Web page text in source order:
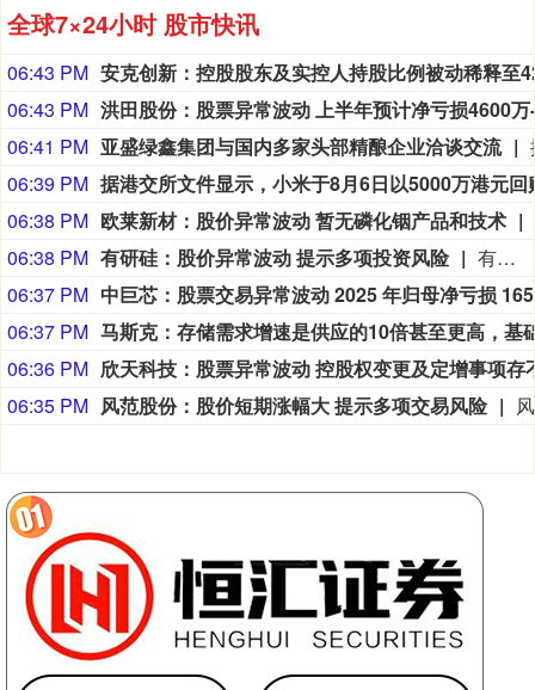
全球7×24小时 股市快讯
06:43 PM
06:43 PM
06:41 PM 亚盛绿鑫集团与国内多家头部精酿企业洽谈交流
06:39 PM
06:38 PM 欧莱新材：股价异常波动 暂无磷化铟产品和技术
06:38 PM 有研硅：股价异常波动 提示多项投资风险
有研硅公告称，公司股票在2026年8月4 - 6日连续3个交易日收盘价格涨幅偏离值累计超30%，属异常波动。目前公司生产经营正常，2025年营收10.05亿元，净利润2.09亿元，同比降10.14%；2026年一季度营收3.14亿元，净利润0.50亿元，同比降1.24%。公司已完成安徽晶隆半导体60%股权收购。公司提醒，股价短期涨幅大或下跌，且市盈率高于行业均值，收购标的盈利、行业周期等也存风险。
06:37 PM
06:37 PM
06:36 PM
06:35 PM 风范股份：股价短期涨幅大 提示多项交易风险